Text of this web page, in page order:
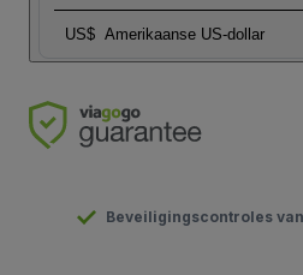
US$ Amerikaanse US-dollar
Beveiligingscontroles